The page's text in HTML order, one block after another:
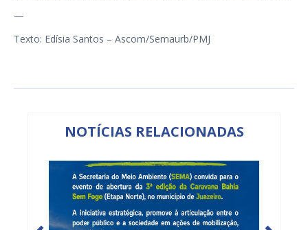
—
Texto: Edísia Santos – Ascom/Semaurb/PMJ
NOTÍCIAS RELACIONADAS